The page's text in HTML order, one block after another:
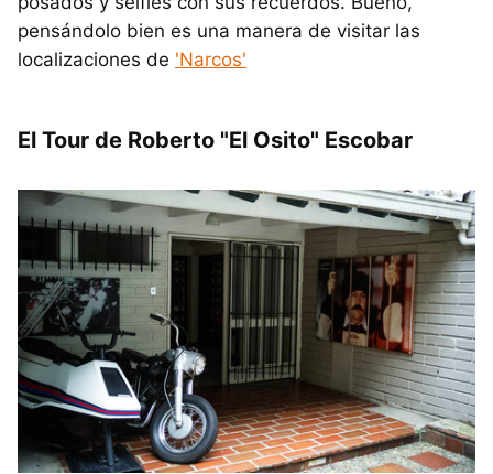
pensándolo bien es una manera de visitar las
localizaciones de 'Narcos'
El Tour de Roberto "El Osito" Escobar